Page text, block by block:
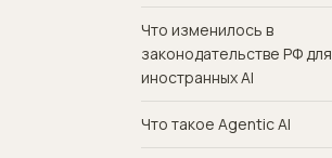
Что изменилось в
законодательстве РФ для
иностранных AI
Что такое Agentic AI